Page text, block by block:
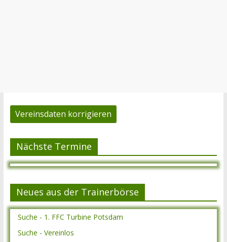
Vereinsdaten korrigieren
Nächste Termine
Neues aus der Trainerbörse
Suche - 1. FFC Turbine Potsdam
Suche - Vereinlos